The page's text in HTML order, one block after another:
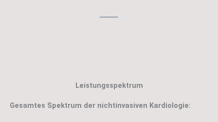
Leistungsspektrum
Gesamtes Spektrum der nichtinvasiven Kardiologie: